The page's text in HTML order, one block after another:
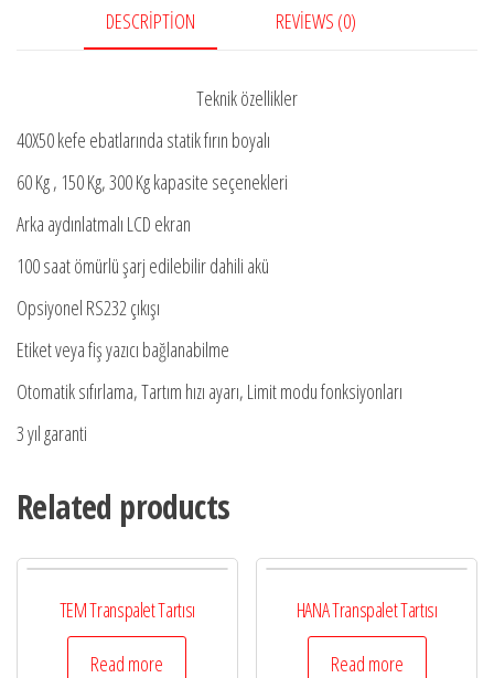
DESCRIPTION REVIEWS (0)
Teknik özellikler
40X50 kefe ebatlarında statik fırın boyalı
60 Kg , 150 Kg, 300 Kg kapasite seçenekleri
Arka aydınlatmalı LCD ekran
100 saat ömürlü şarj edilebilir dahili akü
Opsiyonel RS232 çıkışı
Etiket veya fiş yazıcı bağlanabilme
Otomatik sıfırlama, Tartım hızı ayarı, Limit modu fonksiyonları
3 yıl garanti
Related products
TEM Transpalet Tartısı
Read more
HANA Transpalet Tartısı
Read more